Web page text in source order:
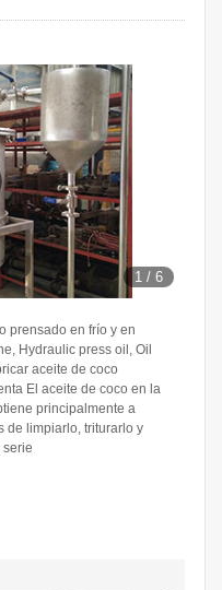
1 /6
prensado en frío y en
Hydraulic press oil, Oil
aceite de coco
El aceite de coco en la
principalmente a
de limpiarlo, triturarlo y